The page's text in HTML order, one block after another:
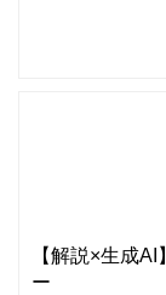
【解説×生成
ー